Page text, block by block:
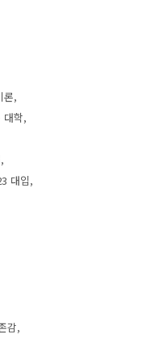
론
대학
대입
감